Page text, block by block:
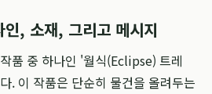
, 소재, 그리고 메시지
품 중 하나인 '월식(Eclipse) 트레
. 이 작품은 단순히 물건을 올려두는